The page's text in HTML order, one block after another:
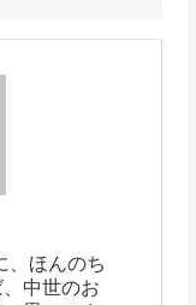
、ほんのち
中世のお